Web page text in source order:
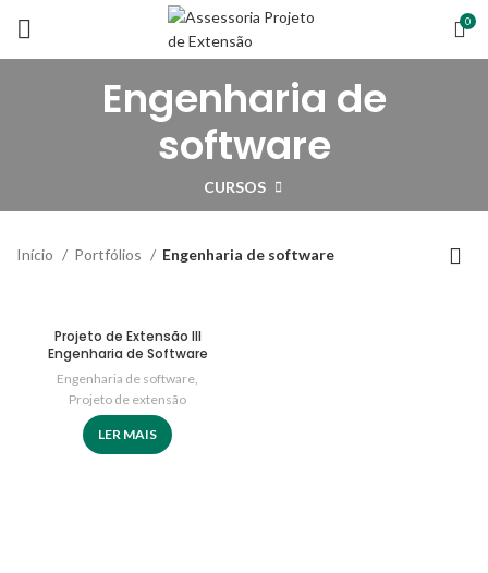
0
Engenharia de
software
CURSOS
Início Portfólios Engenharia de software
Projeto de Extensão III
Engenharia de Software
Engenharia de software,
Projeto de extensão
LER MAIS